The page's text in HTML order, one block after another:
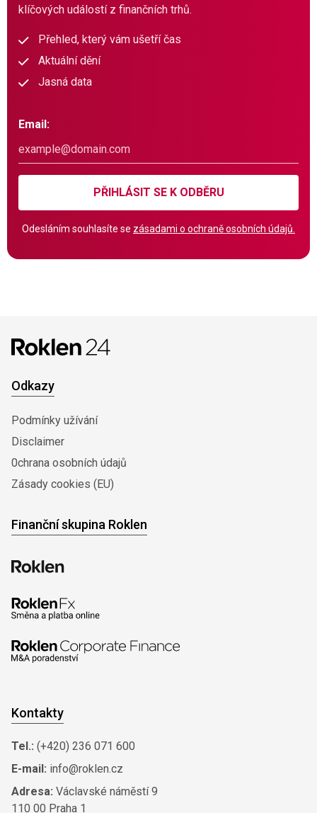
klíčových událostí z finančních trhů.
Přehled, který vám ušetří čas
Aktuální dění
Jasná data
Email:
PŘIHLÁSIT SE K ODBĚRU
Odesláním souhlasíte se zásadami o ochraně osobních údajů.
Odkazy
Podmínky užívání
Disclaimer
0chrana osobních údajů
Zásady cookies (EU)
Finanční skupina Roklen
Kontakty
Tel.: (+420) 236 071 600
E-mail: info@roklen.cz
Adresa: Václavské náměstí 9
110 00 Praha 1